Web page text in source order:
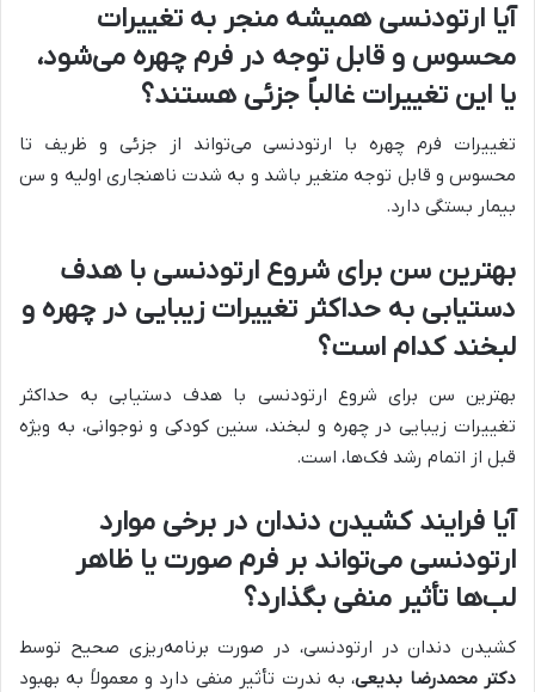
آیا ارتودنسی همیشه منجر به تغییرات
محسوس و قابل توجه در فرم چهره می‌شود،
یا این تغییرات غالباً جزئی هستند؟
تغییرات فرم چهره با ارتودنسی می‌تواند از جزئی و ظریف تا
محسوس و قابل توجه متغیر باشد و به شدت ناهنجاری اولیه و سن
بیمار بستگی دارد.
بهترین سن برای شروع ارتودنسی با هدف
دستیابی به حداکثر تغییرات زیبایی در چهره و
لبخند کدام است؟
بهترین سن برای شروع ارتودنسی با هدف دستیابی به حداکثر
تغییرات زیبایی در چهره و لبخند، سنین کودکی و نوجوانی، به ویژه
قبل از اتمام رشد فک‌ها، است.
آیا فرایند کشیدن دندان در برخی موارد
ارتودنسی می‌تواند بر فرم صورت یا ظاهر
لب‌ها تأثیر منفی بگذارد؟
کشیدن دندان در ارتودنسی، در صورت برنامه‌ریزی صحیح توسط
دکتر محمدرضا بدیعی، به ندرت تأثیر منفی دارد و معمولاً به بهبود